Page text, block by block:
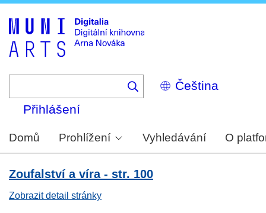
Select
your
Přihlášení
Domů Prohlížení Vyhledávání O
Zoufalství a víra - str. 100
Zobrazit detail stránky